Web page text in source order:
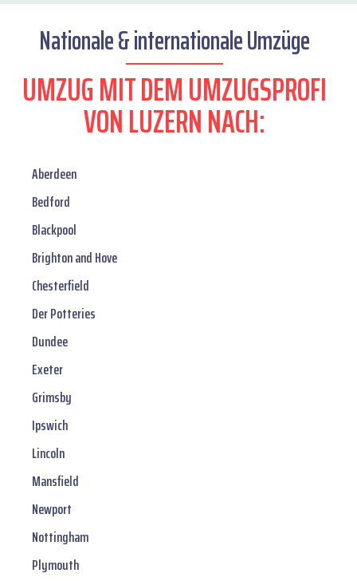
Nationale & internationale Umzüge
UMZUG MIT DEM UMZUGSPROFI
VON LUZERN NACH:
Aberdeen
Bedford
Blackpool
Brighton and Hove
Chesterfield
Der Potteries
Dundee
Exeter
Grimsby
Ipswich
Lincoln
Mansfield
Newport
Nottingham
Plymouth